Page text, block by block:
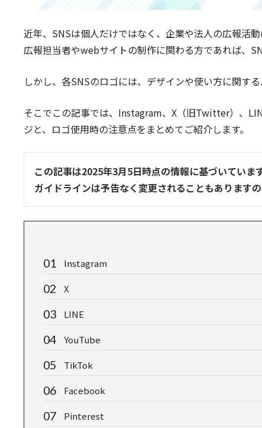
近年、 SNSは個人だけではなく、企業や法人の広報活動
広報担当者やwebサイトの制作に関わる方であれば、
しかし、各SNSのロゴには、デザインや使い方に関す
そこでこの記事では、Instagram、X（旧Twitter）、
ジと、ロゴ使用時の注意点をまとめてご紹介します。
この記事は2025年3月5日時点の情報に基づいています
ガイドラインは予告なく変更されることもあります
Instagram
X
LINE
YouTube
TikTok
Facebook
Pinterest